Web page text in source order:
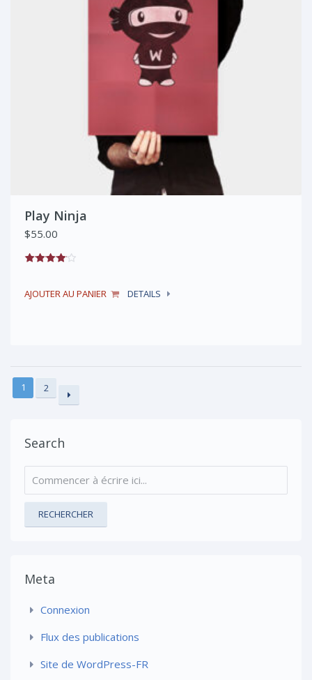
Play Ninja
$55.00
AJOUTER AU PANIER DETAILS
1 2
Search
RECHERCHER
Meta
Connexion
Flux des publications
Site de WordPress-FR